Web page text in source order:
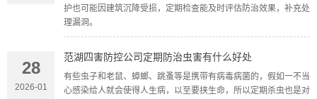
护也可能因建筑沉降受损，定期检查能及时评估防治效果，补充处
理漏洞。
28
2026-01
范湖四害防控公司定期防治虫害有什么好处
有些虫子和老鼠、蟑螂、跳蚤等是携带有病毒病菌的，假如一不当
心感染给人就会使得人生病，以至要挟生命，所以定期杀虫也是对